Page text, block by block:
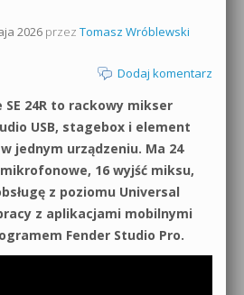
podstaw
Massive
2026 przez Tomasz Wróblewski
Dodaj komentarz
SE 24R to rackowy mikser
USB, stagebox i element
jednym urządzeniu. Ma 24
16 wyjść miksu,
z poziomu Universal
z aplikacjami mobilnymi
Fender Studio Pro.